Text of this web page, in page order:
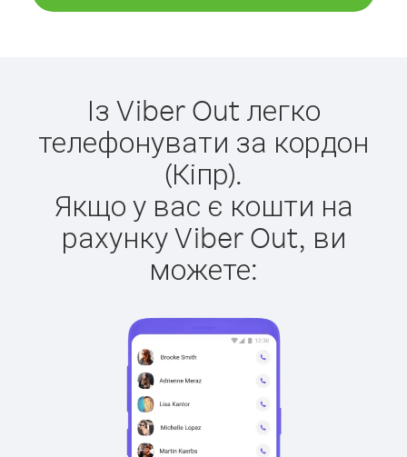
Із Viber Out легко
телефонувати за кордон
(Кіпр).
Якщо у вас є кошти на
рахунку Viber Out, ви
можете: